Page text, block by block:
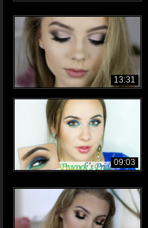
13:31
09:03